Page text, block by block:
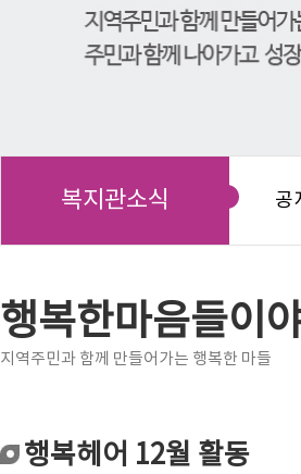
복지관소식 공
행복한마음들이
지역주민과 함께 만들어가는 행복한 마들
행복헤어 12월 활동